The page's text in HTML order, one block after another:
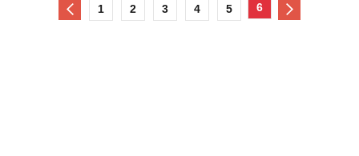
1 2 3 4 5 6